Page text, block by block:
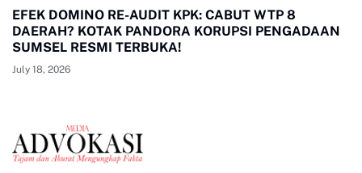
EFEK DOMINO RE-AUDIT KPK: CABUT WTP 8
DAERAH? KOTAK PANDORA KORUPSI PENGADAAN
SUMSEL RESMI TERBUKA!
July 18, 2026